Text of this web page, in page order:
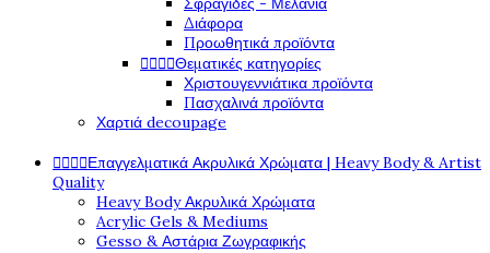
Διάφορα
Προωθητικά προϊόντα
Θεματικές κατηγορίες
Χριστουγεννιάτικα προϊόντα
Πασχαλινά προϊόντα
Χαρτιά decoupage
Επαγγελματικά Ακρυλικά Χρώματα | Heavy Body & Artist
Quality
Heavy Body Ακρυλικά Χρώματα
Acrylic Gels & Mediums
Gesso & Αστάρια Ζωγραφικής